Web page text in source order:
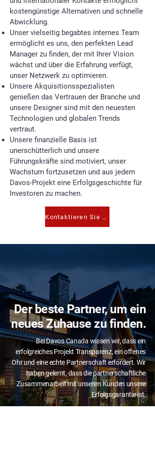
kostengünstige Alternativen und schnelle
Abwicklung.
Unser vielseitig begabtes internes Team
ermöglicht es uns, den perfekten Lead
Manager zu finden, der mit Ihrer Vision
wächst und über die Erfahrung verfügt,
unser Netzwerk zu optimieren.
Unsere Akquisitionsspezialisten
genießen das Vertrauen der Branche und
unsere Designer sind mit den neuesten
Technologien und globalen Trends
vertraut.
Unsere finanzielle Basis ist
unerschütterlich und unsere
Führungskräfte sind motiviert, unser
Wachstum fortzusetzen und aus jedem
Davos-Projekt eine Erfolgsgeschichte für
Investoren zu machen.
Kontaktieren Sie uns
Der beste Partner, um ein
neues Zuhause zu finden.
Bei Davos Canada wissen wir, dass ein
erfolgreiches Projekt Transparenz, ein offenes
Ohr und eine echte Partnerschaft erfordert. Wir
haben gelernt, dass die partnerschaftliche
Zusammenarbeit mit unseren Kunden unsere
Erfolgsgarantie ist.